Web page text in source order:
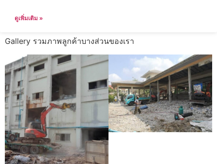
ดูเพิ่มเติม »
Gallery รวมภาพลูกค้าบางส่วนของเรา